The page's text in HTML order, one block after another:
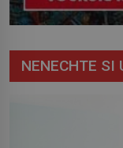
NENECHTE